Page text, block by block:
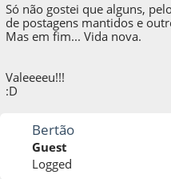
Só não gostei que alguns,
de postagens mantidos e
Mas em fim... Vida nova.
Valeeeeu!!!
:D
Bertão
Guest
Logged